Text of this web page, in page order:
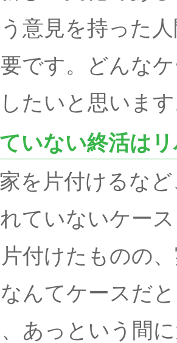
意見を持った
です。どんな
たいと思いま
ていない終活は
を片付けるな
ていないケー
付けたものの
んてケースだ
あっという間